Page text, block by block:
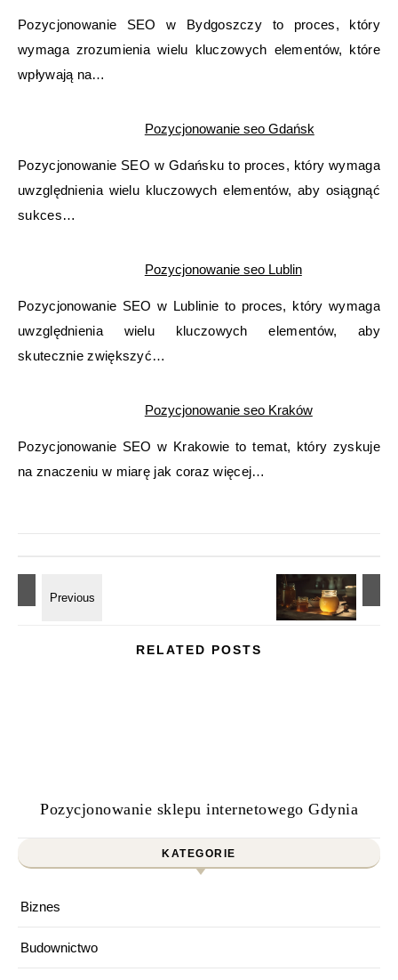
Pozycjonowanie SEO w Bydgoszczy to proces, który
wymaga zrozumienia wielu kluczowych elementów, które
wpływają na…
Pozycjonowanie seo Gdańsk
Pozycjonowanie SEO w Gdańsku to proces, który wymaga
uwzględnienia wielu kluczowych elementów, aby osiągnąć
sukces…
Pozycjonowanie seo Lublin
Pozycjonowanie SEO w Lublinie to proces, który wymaga
uwzględnienia wielu kluczowych elementów, aby
skutecznie zwiększyć…
Pozycjonowanie seo Kraków
Pozycjonowanie SEO w Krakowie to temat, który zyskuje
na znaczeniu w miarę jak coraz więcej…
RELATED POSTS
Pozycjonowanie sklepu internetowego Gdynia
KATEGORIE
Biznes
Budownictwo